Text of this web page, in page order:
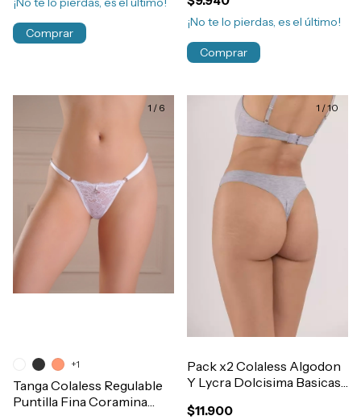
Comprar
¡No te lo pierdas, es el último!
Comprar
1 / 6
Tanga Colaless Regulable
Puntilla Fina Coramina
+1
1 /10
Pack x2 Colaless Algodon
Y Lycra Dolcisima Basicas
$11.900